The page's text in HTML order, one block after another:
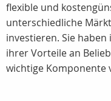
flexible und
unterschiedliche
investieren. Sie
ihrer Vorteile an
wichtige Komponente